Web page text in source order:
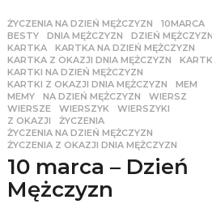
ŻYCZENIA NA DZIEŃ MĘŻCZYZN
10MARCA
BESTY
,DNIA MĘŻCZYZN ,DZIEŃ
KARTKA
,KARTKA NA DZIEŃ MĘŻCZYZN
KARTKA Z OKAZJI DNIA MĘŻCZYZN
,
KARTKI NA DZIEŃ MĘŻCZYZN
KARTKI Z OKAZJI DNIA MĘŻCZYZN
,MEM
MEMY
,NA DZIEŃ MĘŻCZYZN ,WIERSZ
WIERSZE
,WIERSZYK ,WIERSZYKI
Z OKAZJI
,ŻYCZENIA
ŻYCZENIA NA DZIEŃ MĘŻCZYZN
ŻYCZENIA Z OKAZJI DNIA MĘŻCZYZN
10 marca – Dzień
Mężczyzn